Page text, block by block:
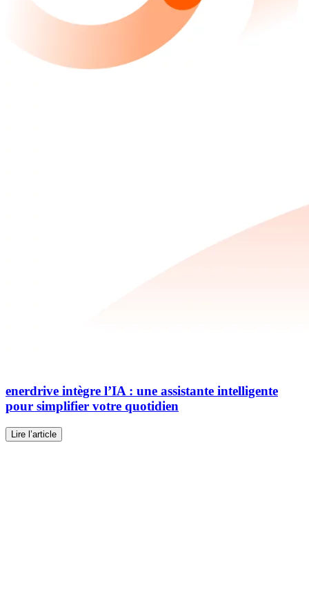
enerdrive intègre l’IA : une assistante intelligente
pour simplifier votre quotidien
Lire l’article